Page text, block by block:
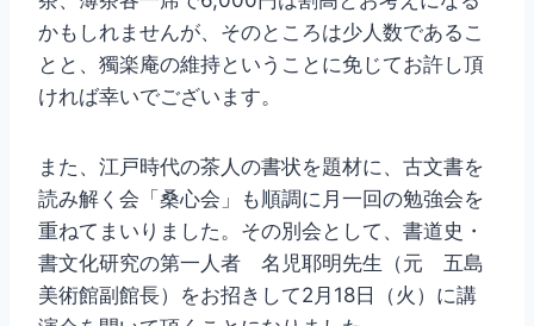
かもしれませんが、そのところは少人数であるこ
とと、獨楽庵の維持ということに免じてお許し頂
ければ幸いでございます。
また、江戸時代の茶人の書状を題材に、古文書を
読み解く会「桑心会」も順調に月一回の勉強会を
重ねてまいりました。その別会として、書道史・
書文化研究の第一人者 名児耶明先生（元 五島
美術館副館長）をお招きして2月18日（火）に講